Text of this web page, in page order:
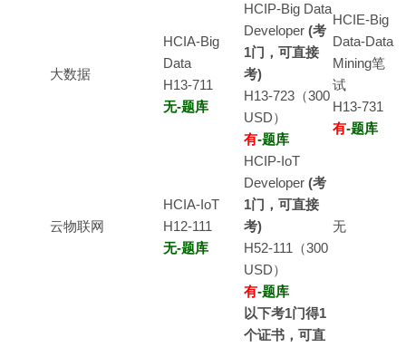
大数据
HCIA-Big
Data
H13-711
无-题库
HCIP-Big Data
Developer (考
1门，可直接
考)
H13-723（300
USD）
有-题库
HCIE-Big
Data-Data
Mining笔
试
H13-731
有-题库
云物联网
HCIA-IoT
H12-111
无-题库
HCIP-IoT
Developer (考
1门，可直接
考)
H52-111（300
USD）
有-题库
无
以下考1门得1
个证书，可直